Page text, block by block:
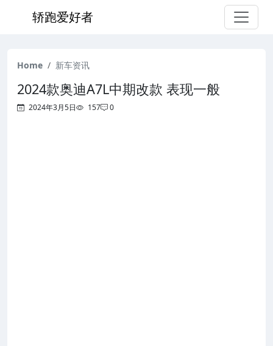
轿跑爱好者
Home 新车资讯
2024款奥迪A7L中期改款 表现一般
2024年3月5日 157 0